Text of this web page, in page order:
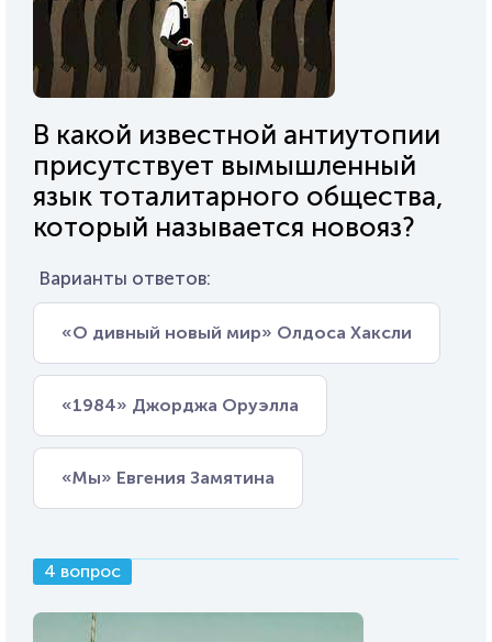
В какой известной антиутопии
присутствует вымышленный
язык тоталитарного общества,
который называется новояз?
Варианты ответов:
«О дивный новый мир» Олдоса Хаксли
«1984» Джорджа Оруэлла
«Мы» Евгения Замятина
4 вопрос